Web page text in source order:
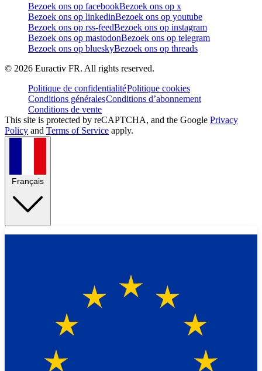
Bezoek ons op facebookBezoek ons op x
Bezoek ons op linkedinBezoek ons op youtube
Bezoek ons op rss-feedBezoek ons op instagram
Bezoek ons op mastodonBezoek ons op telegram
Bezoek ons op blueskyBezoek ons op threads
© 2026 Euractiv FR. All rights reserved.
Politique de confidentialitéPolitique cookies
Conditions généralesConditions d’abonnement
Conditions de vente
This site is protected by reCAPTCHA, and the Google Privacy
Policy and Terms of Service apply.
Français